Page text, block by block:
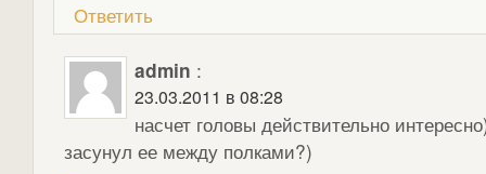
Ответить
admin :
23.03.2011 в 08:28
насчет головы действительно
засунул ее между полками?)